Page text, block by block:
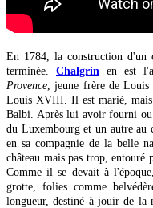
En 1784, la construction d'un
terminée. Chalgrin en est
Provence , jeune frère de
Louis XVIII. Il est marié, mais
Balbi. Après lui avoir fourni ou
du Luxembourg et un autre au
en sa compagnie de la belle
château mais pas trop, entouré
Comme il se devait à
grotte, folies comme
longueur, destiné à jouir de la